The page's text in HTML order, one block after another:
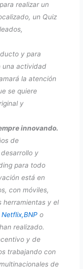
realizar un
un Quiz
y para
una actividad
la atención
se quiere
y
innovando.
de
y
para todo
está en
con móviles,
herramientas y el
Netflix,BNP o
realizado.
y de
trabajando con
de